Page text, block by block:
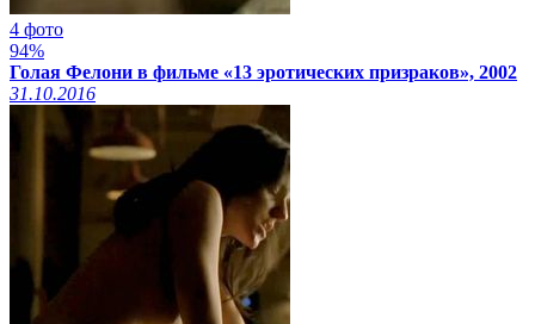
4 фото
94%
Голая Фелони в фильме «13 эротических призраков», 2002
31.10.2016